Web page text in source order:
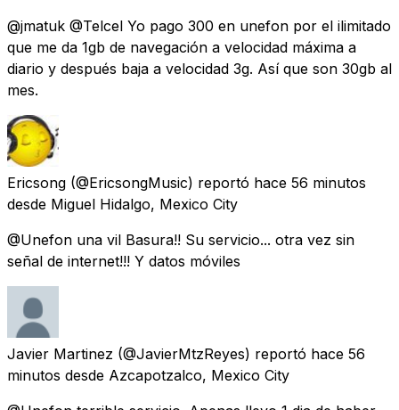
@jmatuk @Telcel Yo pago 300 en unefon por el ilimitado
que me da 1gb de navegación a velocidad máxima a
diario y después baja a velocidad 3g. Así que son 30gb al
mes.
Ericsong (@EricsongMusic) reportó hace 56 minutos
desde Miguel Hidalgo, Mexico City
@Unefon una vil Basura!! Su servicio... otra vez sin
señal de internet!!! Y datos móviles
Javier Martinez (@JavierMtzReyes) reportó hace 56
minutos desde Azcapotzalco, Mexico City